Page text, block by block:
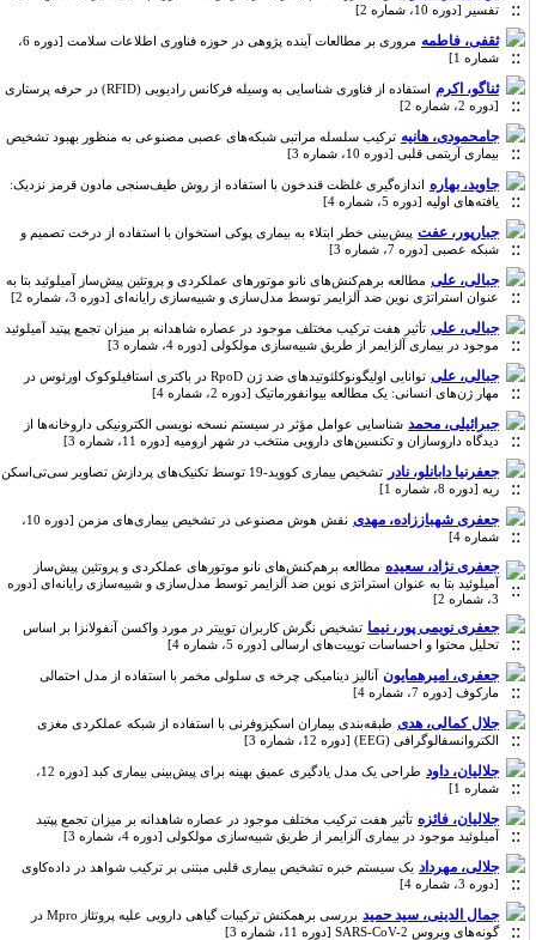
تفسیر [دوره 10، شماره 2]
ثقفی، فاطمه
مروری بر مطالعات آینده پژوهی در حوزه فناوری اطلاعات سلامت [دوره 6،
شماره 1]
ثناگو، اکرم
استفاده از فناوری شناسایی به وسیله فرکانس رادیویی (RFID) در حرفه پرستاری
[دوره 2، شماره 2]
جامحمودی، هانیه ترکیب سلسله مراتبی شبکه‌های عصبی مصنوعی به منظور بهبود تشخیص
بیماری آریتمی قلبی [دوره 10، شماره 3]
جاوید، بهاره اندازه‌گیری غلظت قند‌خون با استفاده از روش طیف‌سنجی مادون قرمز نزدیک:
یافته‌های اولیه [دوره 5، شماره 4]
جبارپور، عفت پیش‌بینی خطر ابتلاء به بیماری پوکی استخوان با استفاده از درخت تصمیم و
شبکه عصبی [دوره 7، شماره 3]
جبالی، علی مطالعه برهم‌کنش‌های نانو موتورهای عملکردی و پروتئین پیش‌ساز آمیلوئید بتا به
عنوان استراتژی نوین ضد آلزایمر توسط مدل‌سازی و شبیه‌سازی رایانه‌ای [دوره 3، شماره 2]
جبالی، علی تأثیر هفت ترکیب مختلف موجود در عصاره شاهدانه بر میزان تجمع پپتید آمیلوئید
موجود در بیماری آلزایمر از طریق شبیه‌سازی مولکولی [دوره 4، شماره 3]
جبالی، علی
توانایی اولیگونوکلئوتیدهای ضد ژن RpoD در باکتری استافیلوکوک اورئوس در
مهار ژن‌های انسانی: یک مطالعه بیوانفورماتیک [دوره 2، شماره 4]
جبرائیلی، محمد شناسایی عوامل مؤثر در سیستم نسخه نویسی الکترونیکی داروخانه‌‌‌ها از
دیدگاه داروسازان و تکنسین‌‌‌های دارویی منتخب در شهر ارومیه [دوره 11، شماره 3]
جعفرنیا دابانلو، نادر
تشخیص بیماری کووید-19 توسط تکنیک‌های پردازش تصاویر سی‌تی‌اسکن
ریه [دوره 8، شماره 1]
جعفری شهباززاده، مهدی
نقش هوش مصنوعی در تشخیص بیماری‌های مزمن [دوره 10،
شماره 4]
جعفری نژاد، سعیده مطالعه برهم‌کنش‌های نانو موتورهای عملکردی و پروتئین پیش‌ساز
آمیلوئید بتا به عنوان استراتژی نوین ضد آلزایمر توسط مدل‌سازی و شبیه‌سازی رایانه‌ای [دوره
جعفری نویمی پور، نیما تشخیص نگرش کاربران توییتر در مورد واکسن آنفولانزا بر اساس
تحلیل محتوا و احساسات توییت‌های ارسالی [دوره 5، شماره 4]
جعفری، امیرهمایون آنالیز دینامیکی چرخه ی سلولی مخمر با استفاده از مدل احتمالی
مارکوف [دوره 7، شماره 4]
جلال کمالی، هدی طبقه‌بندی بیماران اسکیزوفرنی با استفاده از شبکه عملکردی مغزی
الکتروانسفالوگرافی (EEG) [دوره 12، شماره 3]
جلالیان، داود
طراحی یک مدل یادگیری عمیق بهینه برای پیش‌بینی بیماری کبد [دوره 12،
شماره 1]
جلالیان، فائزه تأثیر هفت ترکیب مختلف موجود در عصاره شاهدانه بر میزان تجمع پپتید
آمیلوئید موجود در بیماری آلزایمر از طریق شبیه‌سازی مولکولی [دوره 4، شماره 3]
جلالی، مهرداد یک سیستم خبره تشخیص بیماری قلبی مبتنی بر ترکیب شواهد در داده‌کاوی
[دوره 3، شماره 4]
جمال الدینی، سید حمید
بررسی برهمکنش ترکیبات گیاهی دارویی علیه پروتئاز Mpro در
گونه‌های ویروس SARS-CoV-2 [دوره 11، شماره 3]